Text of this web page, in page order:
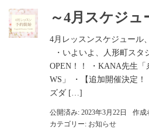
～4月スケジュ
4月レッスンスケジュール
・いよいよ、人形町スタ
OPEN！！ ・KANA先生「
WS」 ・【追加開催決定
ズダ […]
公開済み: 2023年3月22日 作成
カテゴリー: お知らせ